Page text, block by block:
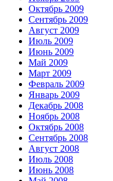
Октябрь 2009
Сентябрь 2009
Август 2009
Июль 2009
Июнь 2009
Май 2009
Март 2009
Февраль 2009
Январь 2009
Декабрь 2008
Ноябрь 2008
Октябрь 2008
Сентябрь 2008
Август 2008
Июль 2008
Июнь 2008